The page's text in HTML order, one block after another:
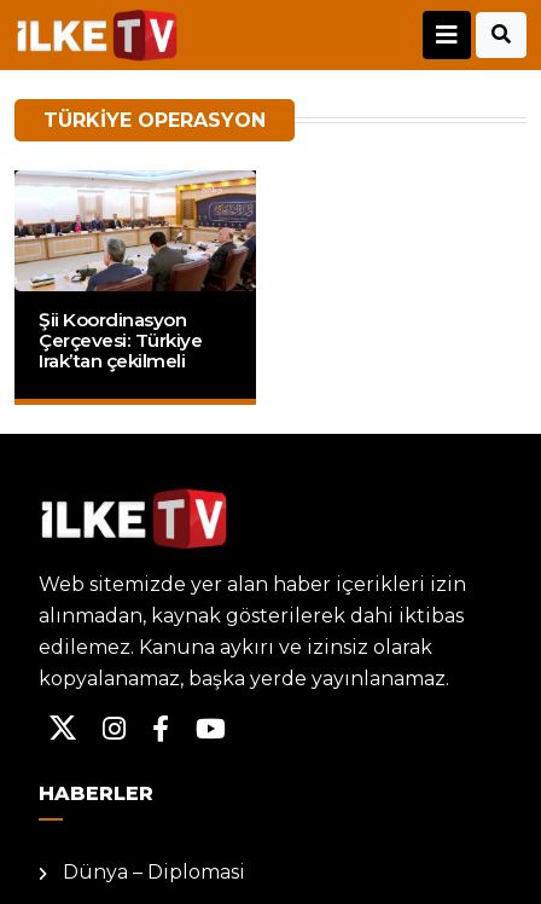
TÜRKIYE OPERASYON
Şii Koordinasyon
Çerçevesi: Türkiye
Irak’tan çekilmeli
Web sitemizde yer alan haber içerikleri izin
alınmadan, kaynak gösterilerek dahi iktibas
edilemez. Kanuna aykırı ve izinsiz olarak
kopyalanamaz, başka yerde yayınlanamaz.
HABERLER
Dünya – Diplomasi